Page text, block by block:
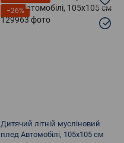
−26%
Дитячий літній мусліновий
плед Автомобілі, 105х105 см